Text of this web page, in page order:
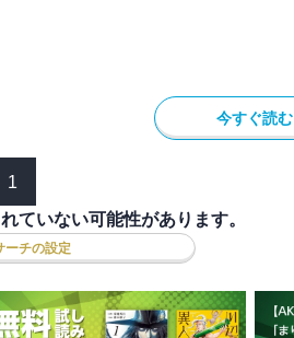
今すぐ読む
1
ていない可能性があります。
ーチの設定